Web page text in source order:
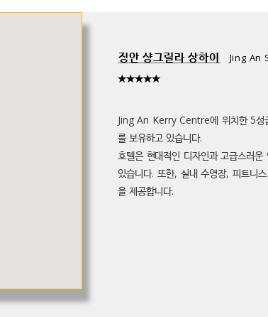
징안 샹그릴라 상하이 Jing An
★★★★★
Jing An Kerry Centre에 위치한 5성
를 보유하고 있습니다.​
호텔은 현대적인 디자인과 고급스러
있습니다. 또한, 실내 수영장, 피트니
을 제공합니다.​